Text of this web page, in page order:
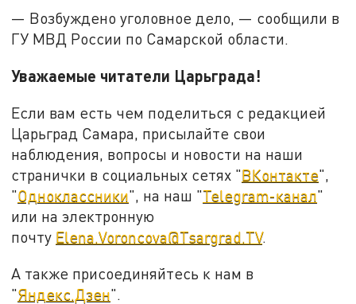
— Возбуждено уголовное дело, — сообщили в
ГУ МВД России по Самарской области.
Уважаемые читатели Царьграда!
Если вам есть чем поделиться с редакцией
Царьград Самара, присылайте свои
наблюдения, вопросы и новости на наши
странички в социальных сетях "ВКонтакте",
"Одноклассники", на наш "Telegram-канал"
или на электронную
почту Elena.Voroncova@Tsargrad.TV.
А также присоединяйтесь к нам в
"Яндекс.Дзен".